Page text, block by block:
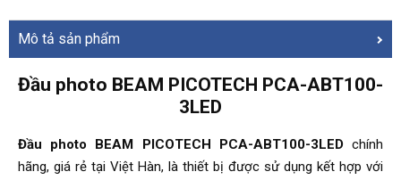
Mô tả sản phẩm
Đầu photo BEAM PICOTECH PCA-ABT100-
3LED
Đầu photo BEAM PICOTECH PCA-ABT100-3LEDchính
hãng, giá rẻ tại Việt Hàn, là thiết bị được sử dụng kết hợp với